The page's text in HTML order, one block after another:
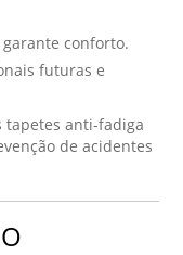
conforto.
futuras e
tapetes anti-fadiga
de acidentes